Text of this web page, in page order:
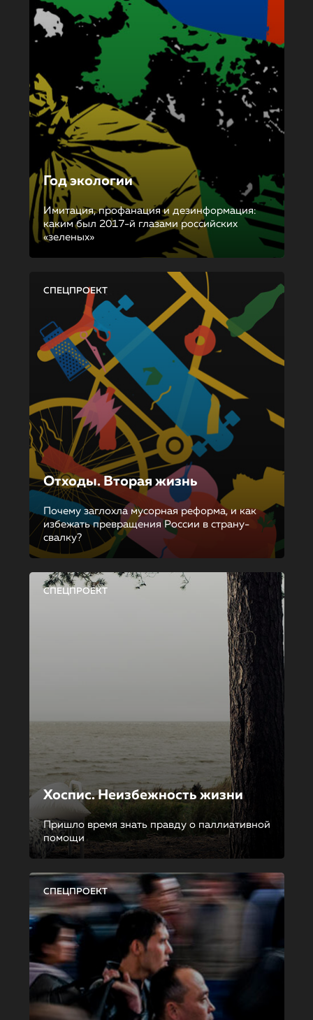
Год экологии
Имитация, профанация и дезинформация:
каким был 2017-й глазами российских
«зеленых»
СПЕЦПРОЕКТ
Отходы. Вторая жизнь
Почему заглохла мусорная реформа, и как
избежать превращения России в страну-
свалку?
СПЕЦПРОЕКТ
Хоспис. Неизбежность жизни
Пришло время знать правду о паллиативной
помощи
СПЕЦПРОЕКТ